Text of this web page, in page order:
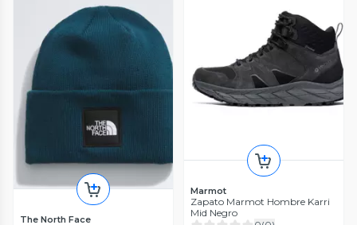
The North Face
Marmot
Zapato Marmot Hombre Karri
Mid Negro